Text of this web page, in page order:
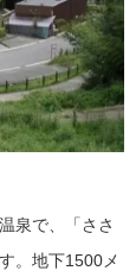
泉で、「ささ
。地下1500メ